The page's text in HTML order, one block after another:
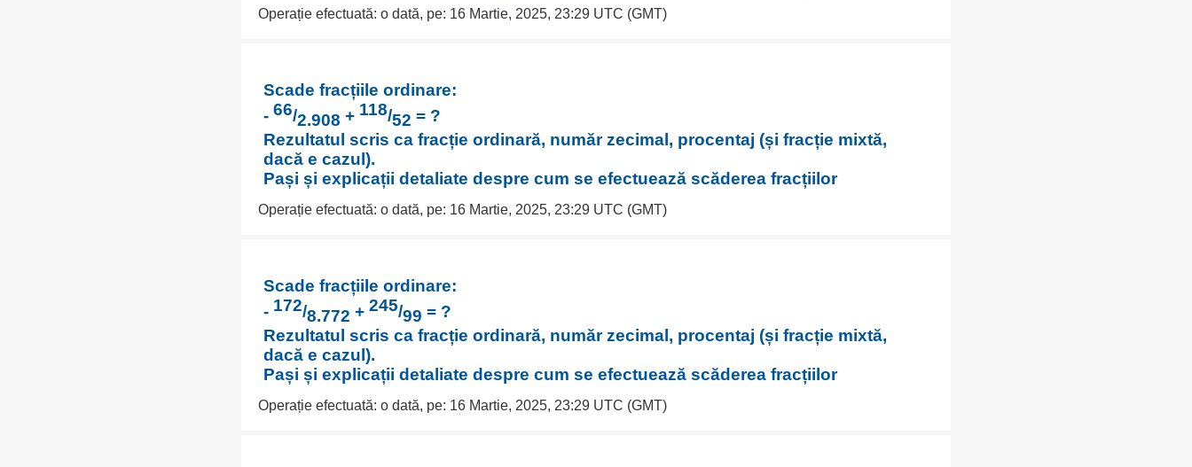
Operație efectuată: o dată, pe: 16 Martie, 2025, 23:29 UTC (GMT)
Scade fracțiile ordinare:
-66/2.908 + 118/52 = ?
Rezultatul scris ca fracție ordinară, număr zecimal, procentaj (și fracție mixtă,
dacă e cazul).
Pași și explicații detaliate despre cum se efectuează scăderea fracțiilor
Operație efectuată: o dată, pe: 16 Martie, 2025, 23:29 UTC (GMT)
Scade fracțiile ordinare:
- 172/8.772 +245/99 = ?
Rezultatul scris ca fracție ordinară, număr zecimal, procentaj (și fracție mixtă,
dacă e cazul).
Pași și explicații detaliate despre cum se efectuează scăderea fracțiilor
Operație efectuată: o dată, pe: 16 Martie, 2025, 23:29 UTC (GMT)